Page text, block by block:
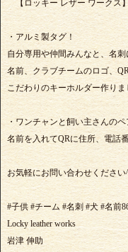
【ロッキー レザー ワークス】
・アルミ製タグ！
自分専用や仲間みんなと、名刺
名前、クラブチームのロゴ、
こだわりのキーホルダー作りま
・ワンチャンと飼い主さんのペ
名前を入れてQRに住所、電話
お気軽にお問い合わせください
#子供 #チーム #名刺 #犬 #名前
Locky leather works
岩津 伸助